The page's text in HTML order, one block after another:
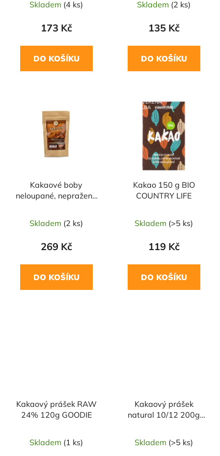
Skladem (4 ks)
173 Kč
DO KOŠÍKU
Skladem (2 ks)
135 Kč
DO KOŠÍKU
Kakaové boby
neloupané, nepražené
Skladem (2 ks)
269 Kč
DO KOŠÍKU
NAŠE OVĚŘENÁ
VOLBA
Kakao 150 g BIO
COUNTRY LIFE
Skladem (>5 ks)
119 Kč
DO KOŠÍKU
Kakaový prášek RAW
24% 120g GOODIE
Skladem (1 ks)
Kakaový prášek
natural 10/12 200g
Skladem (>5 ks)